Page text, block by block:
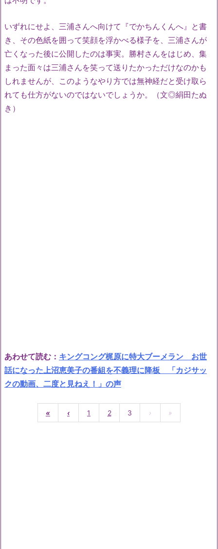
いずれにせよ、三浦さんへ向けて『でかちんくんへ』と書
き、その色紙を囲って笑顔を浮かべる様子を、三浦さんが
亡くなった後に公開したのは事実。勝村さんをはじめ、集
まった面々は三浦さんを笑って送りたかっただけなのかも
しれませんが、このようなやり方では無神経だと受け取ら
れても仕方がないのではないでしょうか。（文◎絹田たぬ
き）
あわせて読む： キングコング梶原に特大ブーメラン お世
話になった上沼恵美子の番組を不義理に降板 「カジサッ
クの動画、二度と見ねえ！」の声
« ‹ 1 2 3 › »